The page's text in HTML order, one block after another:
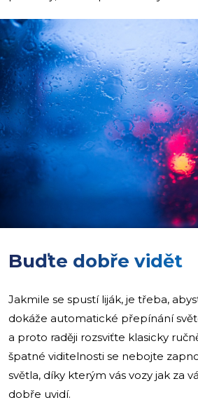
Buďte dobře vidět
Jakmile se spustí liják, je třeba,
dokáže automatické přepínání
a proto raději rozsviťte klasicky
špatné viditelnosti se nebojte
světla, díky kterým vás vozy jak za
dobře uvidí.